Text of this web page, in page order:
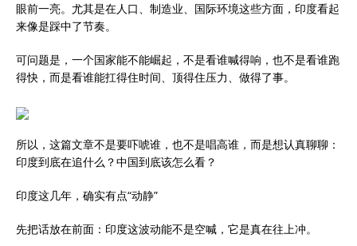
眼前一亮。尤其是在人口、制造业、国际环境这些方面，印度看起
来像是踩中了节奏。
可问题是，一个国家能不能崛起，不是看谁喊得响，也不是看谁跑
得快，而是看谁能扛得住时间、顶得住压力、做得了事。
所以，这篇文章不是要吓唬谁，也不是唱高谁，而是想认真聊聊：
印度到底在追什么？中国到底该怎么看？
印度这几年，确实有点“动静”
先把话放在前面：印度这波动能不是空喊，它是真在往上冲。